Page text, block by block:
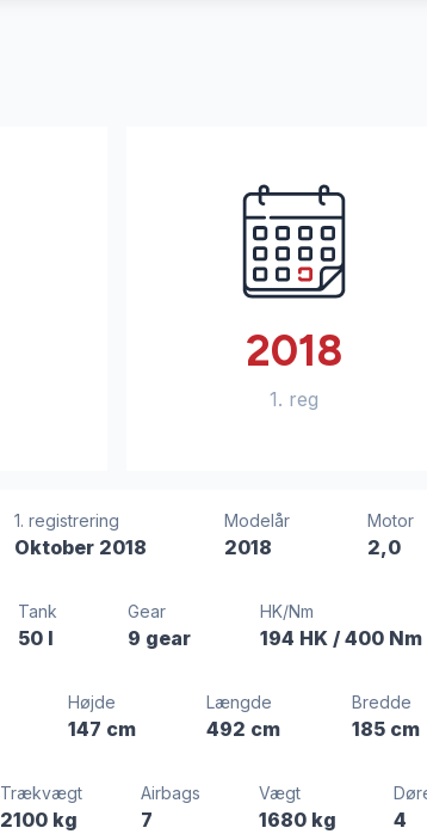
2018
1. reg
1. registrering
Oktober 2018
Modelår
2018
Motor
2,0
Tank
50 l
Gear
9 gear
HK/Nm
194 HK / 400 Nm
Højde
147 cm
Længde
492 cm
Bredde
185 cm
Trækvægt
2100 kg
Airbags
7
Vægt
1680 kg 4